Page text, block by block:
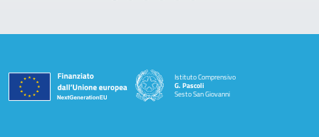
Istituto Comprensivo
G. Pascoli
Sesto San Giovanni